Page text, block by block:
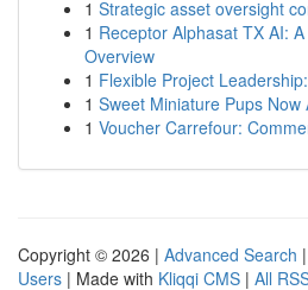
1 Strategic asset oversight
1 Receptor Alphasat TX AI:
Overview
1 Flexible Project
1 Sweet Miniature Pups Now
1 Voucher Carrefour:
Copyright © 2026 | Advanced Search |
Users | Made with Kliqqi CMS | All